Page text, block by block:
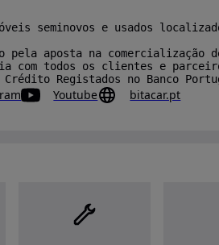
seminovos e usados
pela aposta na
com todos os clientes e
Crédito Registados no Banco
Youtube bitacar.pt